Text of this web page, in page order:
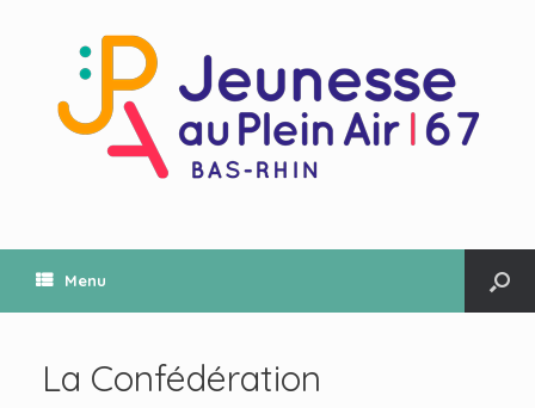
Menu
La Confédération